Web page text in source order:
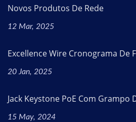
Novos Produtos De Rede
12 Mar, 2025
Excellence Wire Cronograma De
20 Jan, 2025
Jack Keystone PoE Com Grampo
15 May, 2024